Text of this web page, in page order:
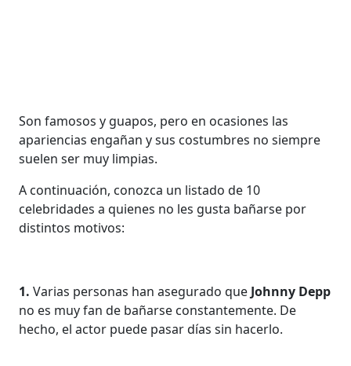
Son famosos y guapos, pero en ocasiones las
apariencias engañan y sus costumbres no siempre
suelen ser muy limpias.
A continuación, conozca un listado de 10
celebridades a quienes no les gusta bañarse por
distintos motivos:
1.Varias personas han asegurado que Johnny Depp
no es muy fan de bañarse constantemente. De
hecho, el actor puede pasar días sin hacerlo.